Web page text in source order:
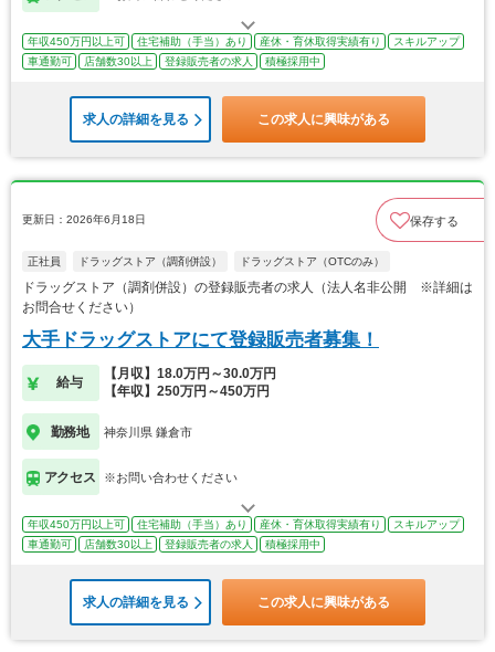
年収450万円以上可 住宅補助（手当）あり 産休・育休取得実績有り
スキルアップ
車通勤可
店舗数30以上 登録販売者の求人 積極採用中
求人の詳細を見る この求人に興味がある
更新日：2026年6月18日 保存する
正社員 ドラッグストア（調剤併設） ドラッグストア（OTCのみ）
ドラッグストア（調剤併設）の登録販売者の求人（法人名非公開 ※詳細は
お問合せください）
大手ドラッグストアにて登録販売者募集！
給与
【月収】18.0万円～30.0万円
【年収】250万円～450万円
勤務地 神奈川県 鎌倉市
アクセス ※お問い合わせください
年収450万円以上可 住宅補助（手当）あり 産休・育休取得実績有り
スキルアップ
車通勤可
店舗数30以上 登録販売者の求人 積極採用中
求人の詳細を見る この求人に興味がある